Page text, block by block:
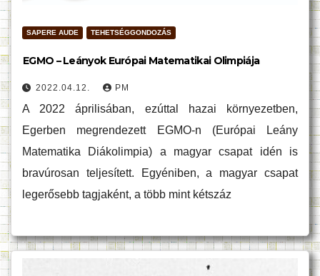
SAPERE AUDE TEHETSÉGGONDOZÁS
EGMO – Leányok Európai Matematikai Olimpiája
2022.04.12. PM
A 2022 áprilisában, ezúttal hazai környezetben,
Egerben megrendezett EGMO-n (Európai Leány
Matematika Diákolimpia) a magyar csapat idén is
bravúrosan teljesített. Egyéniben, a magyar csapat
legerősebb tagjaként, a több mint kétszáz